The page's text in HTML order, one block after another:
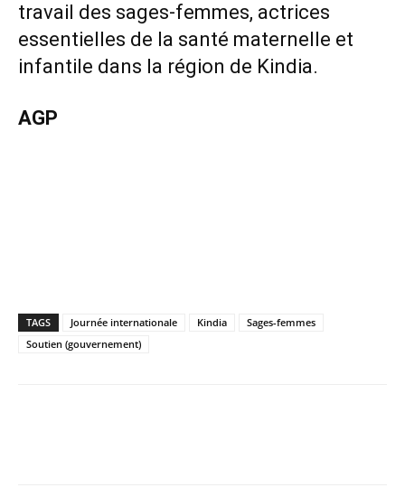
travail des sages-femmes, actrices
essentielles de la santé maternelle et
infantile dans la région de Kindia.
AGP
TAGS Journée internationale Kindia
Sages-femmes
Soutien (gouvernement)